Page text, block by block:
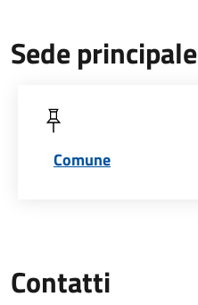
Sede principale
Comune
Contatti